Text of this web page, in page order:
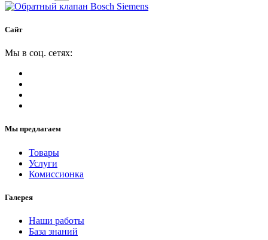
Сайт
Мы в соц. сетях:
Мы предлагаем
Товары
Услуги
Комиссионка
Галерея
Наши работы
База знаний